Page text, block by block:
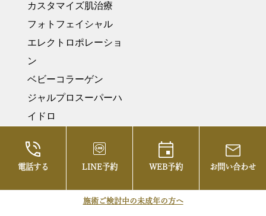
電話する LINE予約 WEB予約 お問い合わせ
施術ご検討中の未成年の方へ
カスタマイズ肌治療
フォトフェイシャル
エレクトロポレーショ
ン
ベビーコラーゲン
ジャルプロスーパーハ
イドロ
イ
痩身
美容点滴・注射
幹細胞エクソソーム